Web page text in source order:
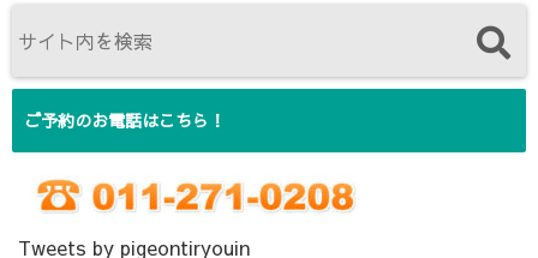
ご予約のお電話はこちら！
Tweets by pigeontiryouin